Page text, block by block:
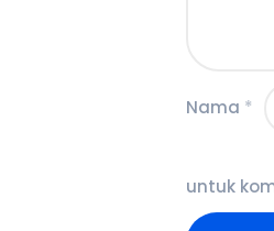
Nama *
untuk